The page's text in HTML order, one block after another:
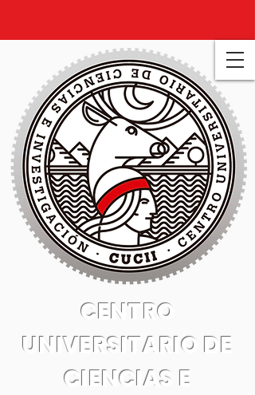
CENTRO
UNIVERSITARIO DE
CIENCIAS E